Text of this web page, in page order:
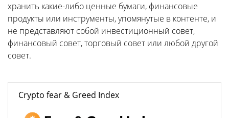
хранить какие-либо ценные бумаги, финансовые
продукты или инструменты, упомянутые в контенте, и
не представляют собой инвестиционный совет,
финансовый совет, торговый совет или любой другой
совет.
Crypto fear & Greed Index